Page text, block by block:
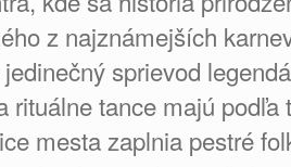
z najznámejších
sprievod
rituálne tance majú
mesta zaplnia pestré